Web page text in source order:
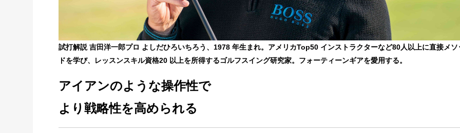
試打解説 吉田洋一郎プロ よしだひろいちろう、1978 年生まれ。アメリカTop50 インストラクターなど80人以上に直接メソ
ドを学び、レッスンスキル資格20 以上を所得するゴルフスイング研究家。フォーティーンギアを愛用する。
アイアンのような操作性で
より戦略性を高められる